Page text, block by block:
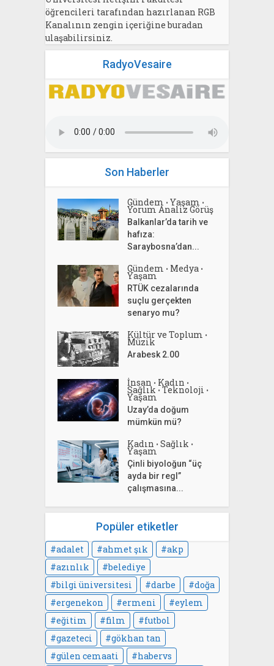
öğrencileri tarafından hazırlanan RGB
Kanalının zengin içeriğine buradan
ulaşabilirsiniz.
RadyoVesaire
Son Haberler
Gündem • Yaşam •
Yorum Analiz Görüş
Balkanlar’da tarih ve
hafıza:
Saraybosna’dan...
Gündem • Medya •
Yaşam
RTÜK cezalarında
suçlu gerçekten
senaryo mu?
Kültür ve Toplum •
Müzik
Arabesk 2.00
İnsan • Kadın •
Sağlık • Teknoloji •
Yaşam
Uzay’da doğum
mümkün mü?
Kadın • Sağlık •
Yaşam
Çinli biyoloğun “üç
ayda bir regl”
çalışmasına...
Popüler etiketler
adalet ahmet şık
akp
azınlık
belediye
bilgi üniversitesi
darbe
doğa
ergenekon
ermeni
eylem
eğitim
film
futbol
gazeteci
gökhan tan
gülen cemaati
habervs